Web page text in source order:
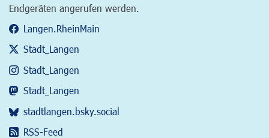
Endgeräten angerufen werden.
Langen.RheinMain
Stadt_Langen
Stadt_Langen
Stadt_Langen
stadtlangen.bsky.social
RSS-Feed